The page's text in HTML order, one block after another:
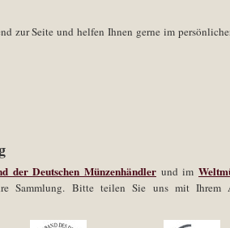
zur Seite und helfen Ihnen gerne im
der Deutschen Münzenhändlerund im
Sammlung. Bitte teilen Sie uns mit Ihrem